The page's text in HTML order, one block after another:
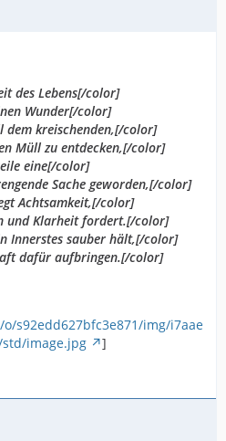
des Lebens[/color]
Wunder[/color]
kreischenden,[/color]
Müll zu entdecken,[/color]
eine[/color]
Sache geworden,[/color]
Achtsamkeit,[/color]
und Klarheit fordert.[/color]
Innerstes sauber hält,[/color]
dafür aufbringen.[/color]
s92edd627bfc3e871/img/i7aae
std/image.jpg
]